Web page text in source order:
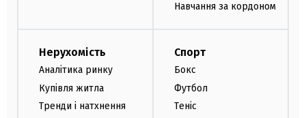
Навчання за кордоном
Нерухомість
Аналітика ринку
Купівля житла
Тренди і натхнення
Спорт
Бокс
Футбол
Теніс